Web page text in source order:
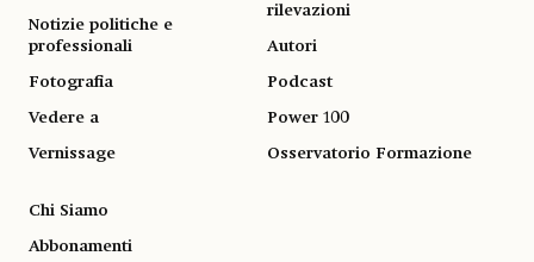
Notizie politiche e
professionali
Fotografia
Vedere a
Vernissage
rilevazioni
Autori
Podcast
Power 100
Osservatorio Formazione
Chi Siamo
Abbonamenti